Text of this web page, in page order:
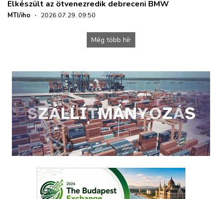
Elkészült az ötvenezredik debreceni BMW
MTI/iho · 2026.07.29. 09:50
Még több hír